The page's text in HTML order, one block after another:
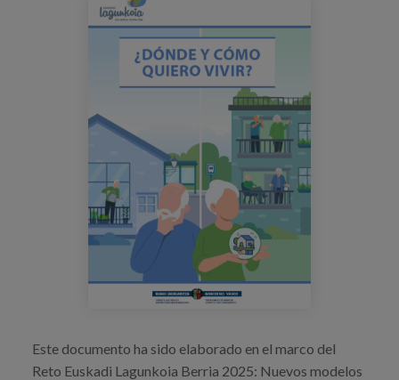
Trabaja con nosotros
Canal de denuncias
Este documento ha sido elaborado en el marco del
Reto Euskadi Lagunkoia Berria 2025: Nuevos modelos